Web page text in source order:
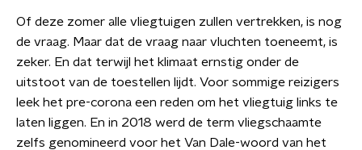
Of deze zomer alle vliegtuigen zullen vertrekken, is nog
de vraag. Maar dat de vraag naar vluchten toeneemt, is
zeker. En dat terwijl het klimaat ernstig onder de
uitstoot van de toestellen lijdt. Voor sommige reizigers
leek het pre-corona een reden om het vliegtuig links te
laten liggen. En in 2018 werd de term vliegschaamte
zelfs genomineerd voor het Van Dale-woord van het